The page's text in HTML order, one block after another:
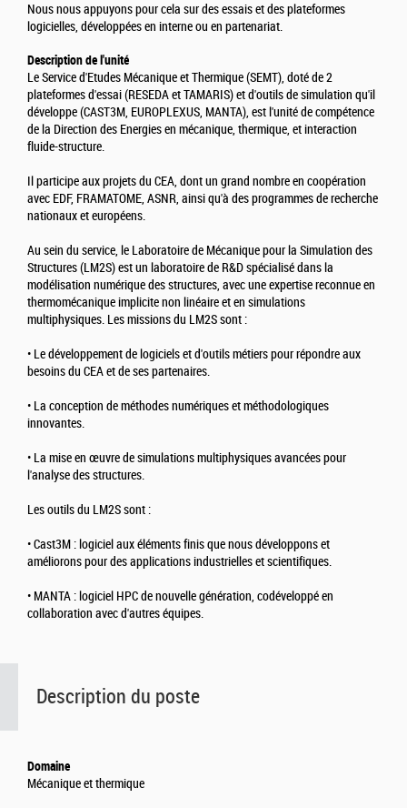
Description du poste
Domaine
Mécanique et thermique
Nous nous appuyons pour cela sur des essais et des plateformes
logicielles, développées en interne ou en partenariat.
Description de l'unité
Le Service d'Etudes Mécanique et Thermique (SEMT), doté de 2
plateformes d'essai (RESEDA et TAMARIS) et d'outils de simulation qu'il
développe (CAST3M, EUROPLEXUS, MANTA), est l'unité de compétence
de la Direction des Energies en mécanique, thermique, et interaction
fluide-structure.
Il participe aux projets du CEA, dont un grand nombre en coopération
avec EDF, FRAMATOME, ASNR, ainsi qu'à des programmes de recherche
nationaux et européens.
Au sein du service, le Laboratoire de Mécanique pour la Simulation des
Structures (LM2S) est un laboratoire de R&D spécialisé dans la
modélisation numérique des structures, avec une expertise reconnue en
thermomécanique implicite non linéaire et en simulations
multiphysiques. Les missions du LM2S sont :
• Le développement de logiciels et d'outils métiers pour répondre aux
besoins du CEA et de ses partenaires.
• La conception de méthodes numériques et méthodologiques
innovantes.
• La mise en œuvre de simulations multiphysiques avancées pour
l'analyse des structures.
Les outils du LM2S sont :
• Cast3M : logiciel aux éléments finis que nous développons et
améliorons pour des applications industrielles et scientifiques.
• MANTA : logiciel HPC de nouvelle génération, codéveloppé en
collaboration avec d'autres équipes.